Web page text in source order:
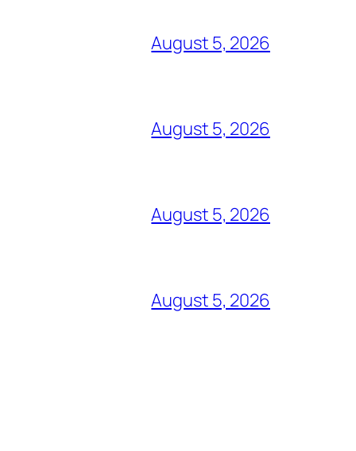
August 5, 2026
August 5, 2026
August 5, 2026
August 5, 2026